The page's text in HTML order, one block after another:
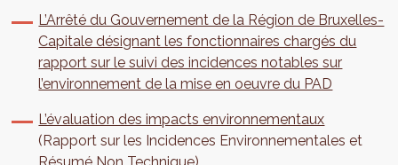
L’Arrêté du Gouvernement de la Région de Bruxelles-
Capitale désignant les fonctionnaires chargés du
rapport sur le suivi des incidences notables sur
l’environnement de la mise en oeuvre du PAD
L’évaluation des impacts environnementaux
(Rapport sur les Incidences Environnementales et